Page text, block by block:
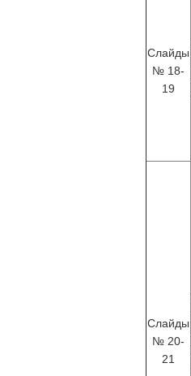
Слайды
№ 18-
19
Слайды
№ 20-
21